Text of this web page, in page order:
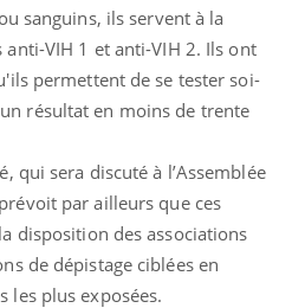
sanguins, ils servent à la
VIH 1 et anti-VIH 2. Ils ont
permettent de se tester soi-
résultat en moins de trente
qui sera discuté à l’Assemblée
par ailleurs que ces
disposition des associations
de dépistage ciblées en
les plus exposées.